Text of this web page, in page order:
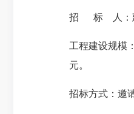
招 标 人：
工程建设规模：
元。
招标方式： 邀